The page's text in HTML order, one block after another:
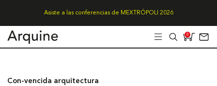
Asiste a las conferencias de MEXTRÓPOLI 2026
0
Con-vencida arquitectura